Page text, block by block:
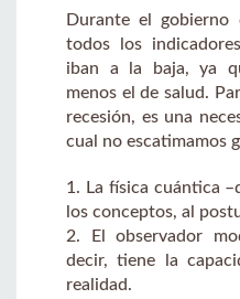
Durante el gobierno
todos los
iban a la baja, ya
menos el de salud.
recesión, es una
cual no escatimamos
1. La física cuántica
los conceptos, al
2. El observador
decir, tiene la
realidad.